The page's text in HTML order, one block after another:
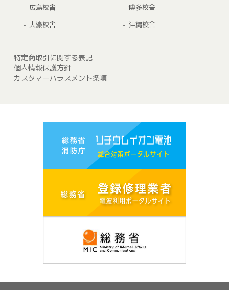
広島校舎
博多校舎
大濠校舎
沖縄校舎
特定商取引に関する表記
個人情報保護方針
カスタマーハラスメント条項